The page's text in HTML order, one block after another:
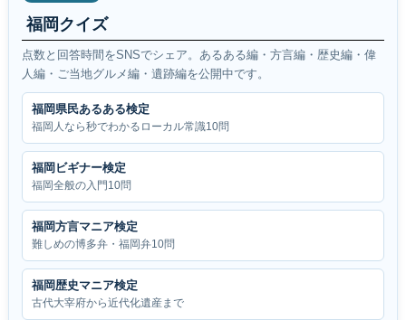
福岡クイズ
点数と回答時間をSNSでシェア。あるある編・方言編・歴史編・偉
人編・ご当地グルメ編・遺跡編を公開中です。
福岡県民あるある検定
福岡人なら秒でわかるローカル常識10問
福岡ビギナー検定
福岡全般の入門10問
福岡方言マニア検定
難しめの博多弁・福岡弁10問
福岡歴史マニア検定
古代大宰府から近代化遺産まで